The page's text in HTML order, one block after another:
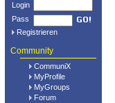
Login
Pass
Registrieren
Community
CommuniX
MyProfile
MyGroups
Forum